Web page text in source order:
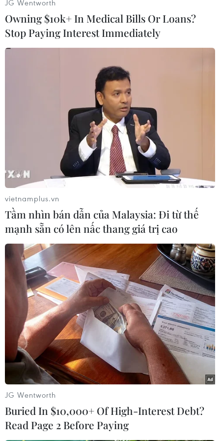
năng quyết định này làm suy yếu mối quan hệ
hợp tác an ninh 3 bên./.
(Vietnam+)
#Moon Jae-in #Thông tin tình báo
#Hợp tác an ninh
Theo dõi VietnamPlus
TIN LIÊN QUAN
JG Wentworth
Owning $10k+ In Medical Bills Or Loans?
Stop Paying Interest Immediately
vietnamplus.vn
Tầm nhìn bán dẫn của Malaysia: Đi từ thế
mạnh sẵn có lên nấc thang giá trị cao
JG Wentworth
Buried In $10,000+ Of High-Interest Debt?
Read Page 2 Before Paying